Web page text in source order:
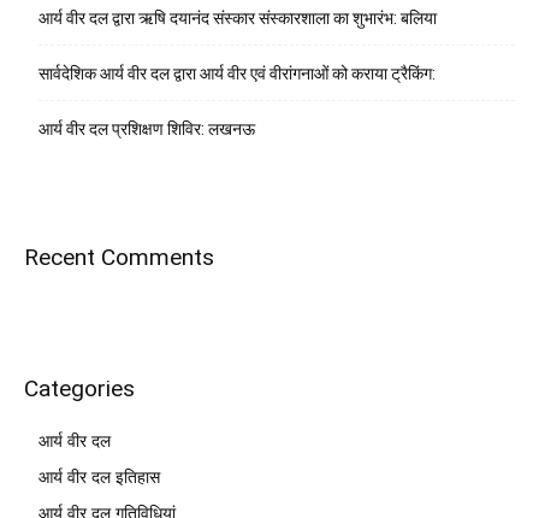
आर्य वीर दल द्वारा ऋषि दयानंद संस्कार संस्कारशाला का शुभारंभ: बलिया
सार्वदेशिक आर्य वीर दल द्वारा आर्य वीर एवं वीरांगनाओं को कराया ट्रैकिंग:
आर्य वीर दल प्रशिक्षण शिविर: लखनऊ
Recent Comments
Categories
आर्य वीर दल
आर्य वीर दल इतिहास
आर्य वीर दल गतिविधियां